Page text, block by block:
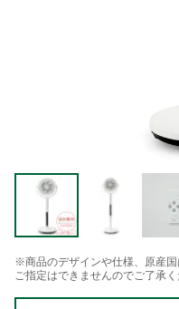
※商品のデザインや仕様、原産国
ご指定はできませんのでご了承く